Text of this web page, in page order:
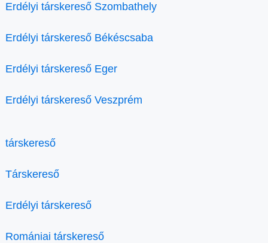
Erdélyi társkereső Szombathely
Erdélyi társkereső Békéscsaba
Erdélyi társkereső Eger
Erdélyi társkereső Veszprém
társkereső
Társkereső
Erdélyi társkereső
Romániai társkereső